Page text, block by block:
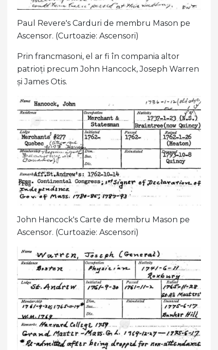
Paul Revere's Carduri de membru Mason pe
Ascensor. (Curtoazie: Ascensori)
Prin francmasoni, el ar fi în compania altor
patrioți precum John Hancock, Joseph Warren
și James Otis.
John Hancock's Carte de membru Mason pe
Ascensor. (Curtoazie: Ascensori)